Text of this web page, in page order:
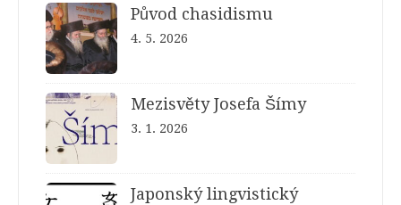
Původ chasidismu
4. 5. 2026
Mezisvěty Josefa Šímy
3. 1. 2026
Japonský lingvistický